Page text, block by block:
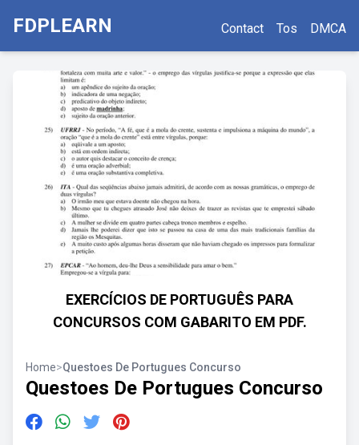
FDPLEARN Contact Tos DMCA
EXERCÍCIOS DE PORTUGUÊS PARA
CONCURSOS COM GABARITO EM PDF.
Home>Questoes De Portugues Concurso
Questoes De Portugues Concurso